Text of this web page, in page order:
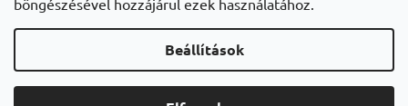
böngészésével hozzájárul ezek használatához.
Beállítások
Shoptet készítette